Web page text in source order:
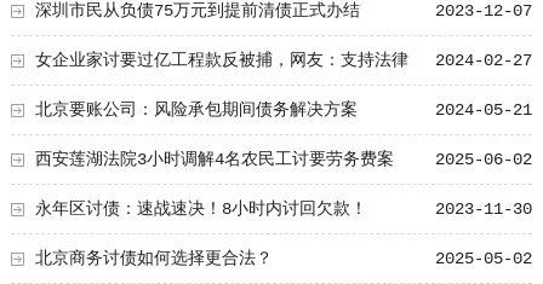
2023-12-07
深圳市民从负债75万元到提前清债正式办结
2024-02-27
女企业家讨要过亿工程款反被捕，网友：支持法律
2024-05-21
北京要账公司：风险承包期间债务解决方案
2025-06-02
西安莲湖法院3小时调解4名农民工讨要劳务费案
2023-11-30
永年区讨债：速战速决！8小时内讨回欠款！
2025-05-02
北京商务讨债如何选择更合法？